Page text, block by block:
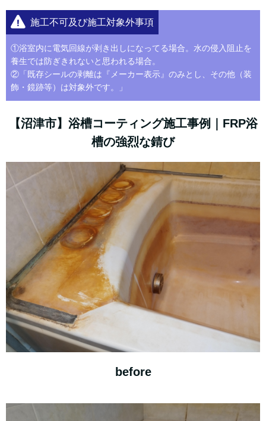
施工不可及び施工対象外事項
①浴室内に電気回線が剥き出しになってる場合。水の侵入阻止を
養生では防ぎきれないと思われる場合。
②​「既存シールの剥離は『メーカー表示』のみとし、その他（装
飾・鏡跡等）は対象外です。」
【沼津市】浴槽コーティング施工事例｜FRP浴
槽の強烈な錆び
before